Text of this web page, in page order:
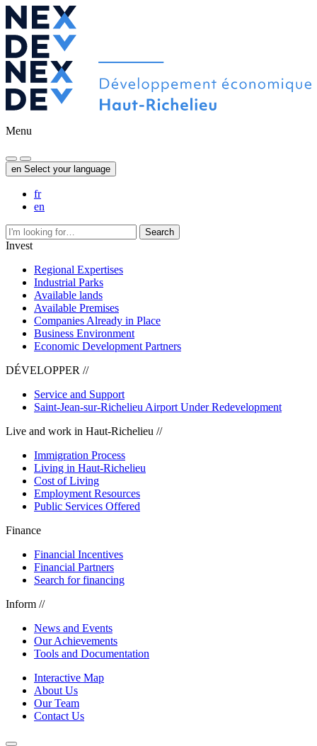
Menu
en Select your language
fr
en
Search
Invest
Regional Expertises
Industrial Parks
Available lands
Available Premises
Companies Already in Place
Business Environment
Economic Development Partners
DÉVELOPPER //
Service and Support
Saint-Jean-sur-Richelieu Airport Under Redevelopment
Live and work in Haut-Richelieu //
Immigration Process
Living in Haut-Richelieu
Cost of Living
Employment Resources
Public Services Offered
Finance
Financial Incentives
Financial Partners
Search for financing
Inform //
News and Events
Our Achievements
Tools and Documentation
Interactive Map
About Us
Our Team
Contact Us